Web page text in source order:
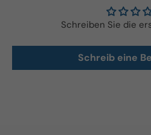
Schreiben Sie die
Schreib eine